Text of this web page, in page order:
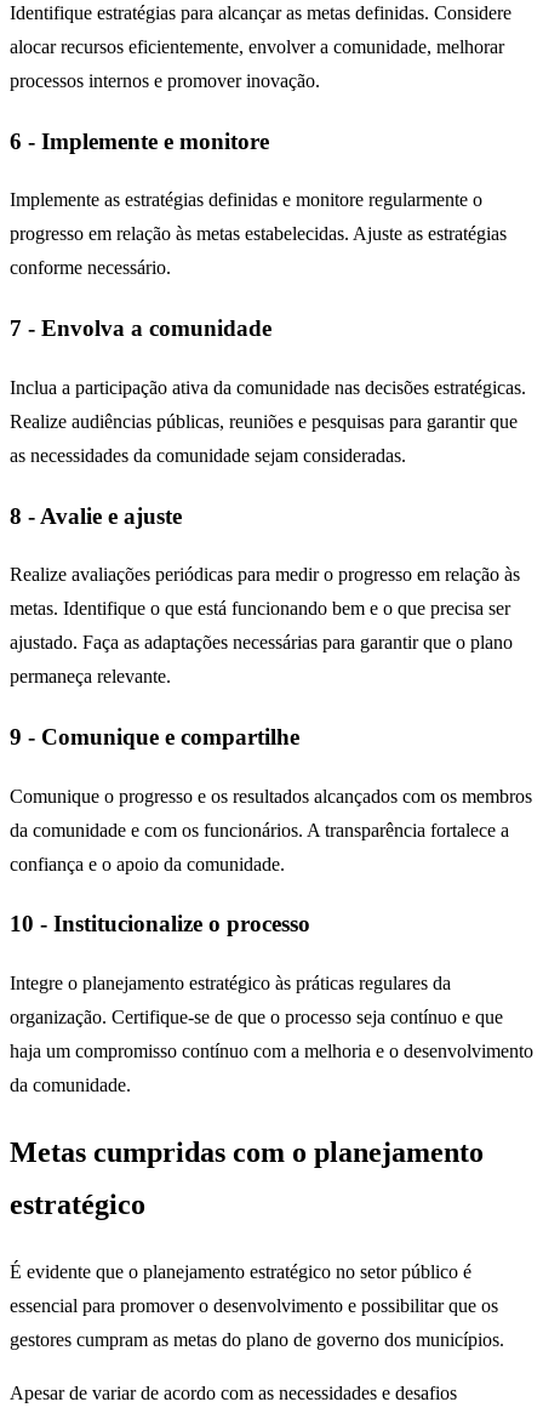
Identifique estratégias para alcançar as metas definidas. Considere
alocar recursos eficientemente, envolver a comunidade, melhorar
processos internos e promover inovação.
6 - Implemente e monitore
Implemente as estratégias definidas e monitore regularmente o
progresso em relação às metas estabelecidas. Ajuste as estratégias
conforme necessário.
7 - Envolva a comunidade
Inclua a participação ativa da comunidade nas decisões estratégicas.
Realize audiências públicas, reuniões e pesquisas para garantir que
as necessidades da comunidade sejam consideradas.
8 - Avalie e ajuste
Realize avaliações periódicas para medir o progresso em relação às
metas. Identifique o que está funcionando bem e o que precisa ser
ajustado. Faça as adaptações necessárias para garantir que o plano
permaneça relevante.
9 - Comunique e compartilhe
Comunique o progresso e os resultados alcançados com os membros
da comunidade e com os funcionários. A transparência fortalece a
confiança e o apoio da comunidade.
10 - Institucionalize o processo
Integre o planejamento estratégico às práticas regulares da
organização. Certifique-se de que o processo seja contínuo e que
haja um compromisso contínuo com a melhoria e o desenvolvimento
da comunidade.
Metas cumpridas com o planejamento
estratégico
É evidente que o planejamento estratégico no setor público é
essencial para promover o desenvolvimento e possibilitar que os
gestores cumpram as metas do plano de governo dos municípios.
Apesar de variar de acordo com as necessidades e desafios